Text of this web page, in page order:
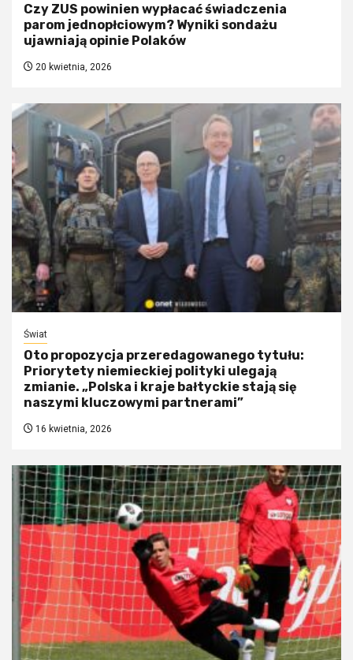
Czy ZUS powinien wypłacać świadczenia
parom jednopłciowym? Wyniki sondażu
ujawniają opinie Polaków
20 kwietnia, 2026
Świat
Oto propozycja przeredagowanego tytułu:
Priorytety niemieckiej polityki ulegają
zmianie. „Polska i kraje bałtyckie stają się
naszymi kluczowymi partnerami”
16 kwietnia, 2026